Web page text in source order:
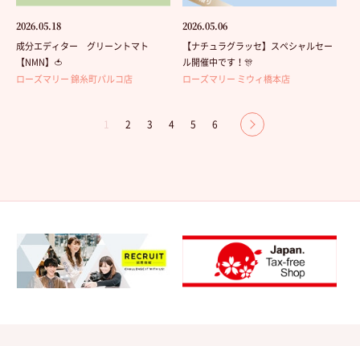
2026.05.18
成分エディター グリーントマト
【NMN】🍅
ローズマリー 錦糸町パルコ店
2026.05.06
【ナチュラグラッセ】スペシャルセー
ル開催中です！🎊
ローズマリー ミウィ橋本店
1 2 3 4 5 6